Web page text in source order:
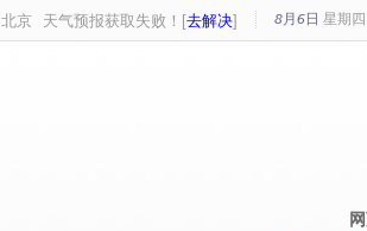
北京 天气预报获取失败！[去解决] 8月6日 星期四